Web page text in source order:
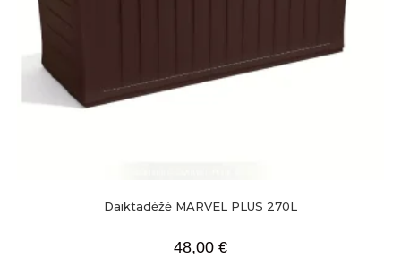
Daiktadėžė MARVEL PLUS 270L
48,00 €